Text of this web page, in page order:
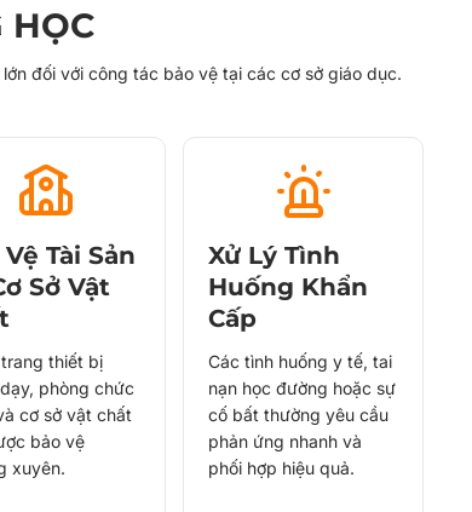
HỌC
đối với công tác bảo vệ tại các cơ sở giáo dục.
Tài Sản
Sở Vật
thiết bị
phòng chức
cơ sở vật chất
bảo vệ
xuyên.
Xử Lý Tình
Huống Khẩn
Cấp
Các tình huống y tế, tai
nạn học đường hoặc sự
cố bất thường yêu cầu
phản ứng nhanh và
phối hợp hiệu quả.